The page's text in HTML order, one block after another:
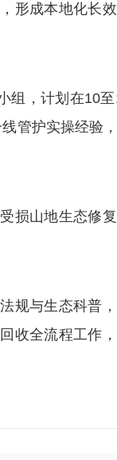
形成本地化长
，计划在10至
管护实操经验
损山地生态修
规与生态科普，
收全流程工作